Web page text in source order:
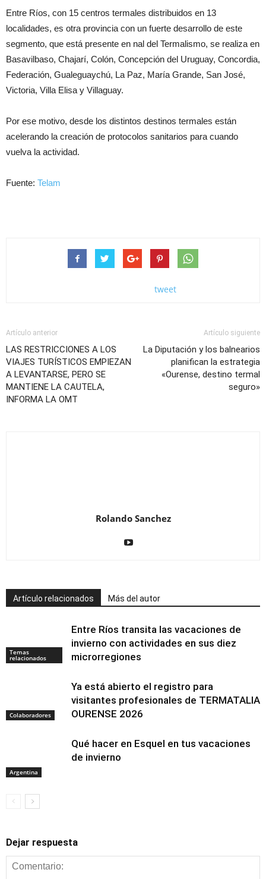
Entre Ríos, con 15 centros termales distribuidos en 13
localidades, es otra provincia con un fuerte desarrollo de este
segmento, que está presente en nal del Termalismo, se realiza en
Basavilbaso, Chajarí, Colón, Concepción del Uruguay, Concordia,
Federación, Gualeguaychú, La Paz, María Grande, San José,
Victoria, Villa Elisa y Villaguay.
Por ese motivo, desde los distintos destinos termales están
acelerando la creación de protocolos sanitarios para cuando
vuelva la actividad.
Fuente: Telam
tweet
Artículo anterior
LAS RESTRICCIONES A LOS
VIAJES TURÍSTICOS EMPIEZAN
A LEVANTARSE, PERO SE
MANTIENE LA CAUTELA,
INFORMA LA OMT
Artículo siguiente
La Diputación y los balnearios
planifican la estrategia
«Ourense, destino termal
seguro»
Rolando Sanchez
Artículo relacionados Más del autor
Temas
relacionados
Entre Ríos transita las vacaciones de
invierno con actividades en sus diez
microrregiones
Colaboradores
Ya está abierto el registro para
visitantes profesionales de TERMATALIA
OURENSE 2026
Argentina
Qué hacer en Esquel en tus vacaciones
de invierno
Dejar respuesta